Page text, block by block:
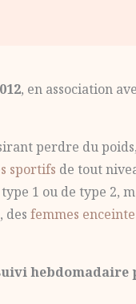
, en association
perdre du
sportifs de tout
1 ou de type 2,
des femmes
hebdomadaire